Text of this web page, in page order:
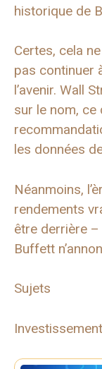
historique de
Certes, cela
pas continuer
l’avenir. Wall
sur le nom, ce
les données
Néanmoins,
rendements
être derrière –
Buffett
Sujets